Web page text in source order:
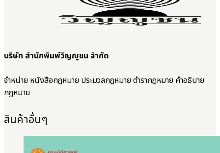
บริษัท สำนักพิมพ์วิญญูชน จำกัด
จำหน่าย หนังสือกฎหมาย ประมวลกฎหมาย ตำรากฎหมาย คำอธิบาย
กฎหมาย
สินค้าอื่นๆ